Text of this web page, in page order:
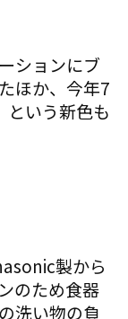
ションにブ
ほか、今年7
という新色も
製から
のため食器
洗い物の負